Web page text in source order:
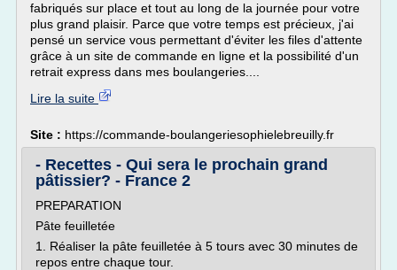
fabriqués sur place et tout au long de la journée pour votre
plus grand plaisir. Parce que votre temps est précieux, j'ai
pensé un service vous permettant d'éviter les files d'attente
grâce à un site de commande en ligne et la possibilité d'un
retrait express dans mes boulangeries....
Lire la suite
Site : https://commande-boulangeriesophielebreuilly.fr
- Recettes - Qui sera le prochain grand
pâtissier? - France 2
PREPARATION
Pâte feuilletée
1. Réaliser la pâte feuilletée à 5 tours avec 30 minutes de
repos entre chaque tour.